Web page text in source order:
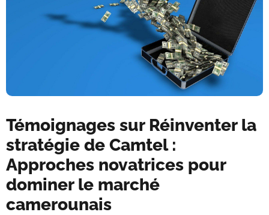
Témoignages sur Réinventer la
stratégie de Camtel :
Approches novatrices pour
dominer le marché
camerounais